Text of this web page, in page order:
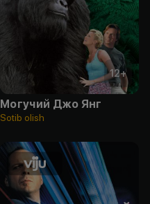
12+
Могучий Джо Янг
Sotib olish